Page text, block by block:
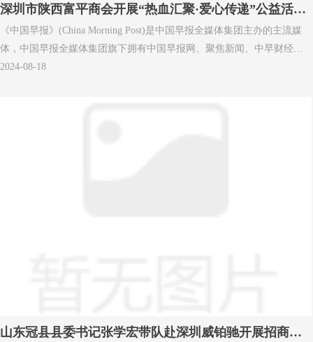
深圳市陕西富平商会开展“热血汇聚·爱心传递”公益活动-
中国早报
《中国早报》(China Morning Post)是中国早报全媒体集团主办的主流媒
体，中国早报全媒体集团旗下拥有中国早报网、聚焦新闻、中早财经、
中早锐评、中早观察、《中国早报》印刷版等，另设中国早报全媒体新
2024-08-18
山东冠县县委书记张学宏带队赴深圳威铂驰开展招商活